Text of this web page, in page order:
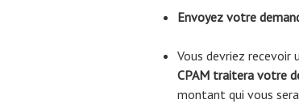
Envoyez votre
Vous devriez recevoir
CPAM traitera votre
montant qui vous